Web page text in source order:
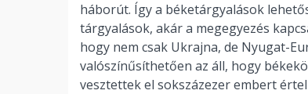
háborút. Így a béketárgyalások
tárgyalások, akár a megegyezés
hogy nem csak Ukrajna, de Nyugat-
valószínűsíthetően az áll, hogy
vesztettek el sokszázezer embert